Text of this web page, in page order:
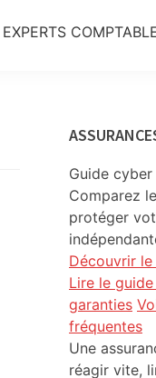
EXPERTS
Guide cyber
Comparez
protéger
Découvrir
Lire le
garanties
fréquentes
Une
réagir vite,